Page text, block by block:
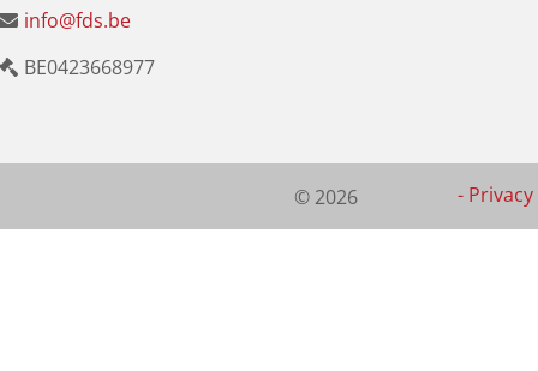
info@fds.be
BE0423668977
© 2026 -